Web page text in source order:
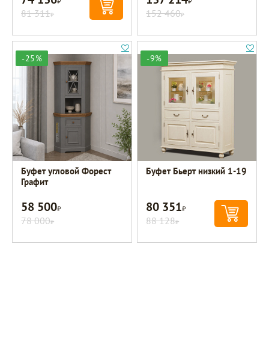
81 311Р 152 460Р
-25%
Буфет угловой Форест
Графит
58 500Р
78 000Р
-9%
Буфет Бьерт низкий 1-19
80 351Р
88 128Р